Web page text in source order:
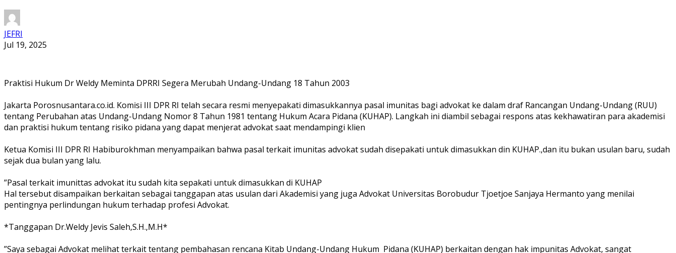
JEFRI
Jul 19, 2025
Praktisi Hukum Dr Weldy Meminta DPRRI Segera Merubah Undang-Undang 18 Tahun 2003
‎Jakarta Porosnusantara.co.id. Komisi III DPR RI telah secara resmi menyepakati dimasukkannya pasal imunitas bagi advokat ke dalam draf Rancangan Undang-Undang (RUU)
tentang Perubahan atas Undang-Undang Nomor 8 Tahun 1981 tentang Hukum Acara Pidana (KUHAP). Langkah ini diambil sebagai respons atas kekhawatiran para akademisi
dan praktisi hukum tentang risiko pidana yang dapat menjerat advokat saat mendampingi klien
‎Ketua Komisi III DPR RI Habiburokhman menyampaikan bahwa pasal terkait imunitas advokat sudah disepakati untuk dimasukkan din KUHAP.,dan itu bukan usulan baru, sudah
sejak dua bulan yang lalu.
‎”Pasal terkait imunittas advokat itu sudah kita sepakati untuk dimasukkan di KUHAP
‎Hal tersebut disampaikan berkaitan sebagai tanggapan atas usulan dari Akademisi yang juga Advokat Universitas Borobudur Tjoetjoe Sanjaya Hermanto yang menilai
pentingnya perlindungan hukum terhadap profesi Advokat.
‎*Tanggapan Dr.Weldy Jevis Saleh,S.H.,M.H*
‎”Saya sebagai Advokat melihat terkait tentang pembahasan rencana Kitab Undang-Undang Hukum Pidana (KUHAP) berkaitan dengan hak impunitas Advokat, sangat